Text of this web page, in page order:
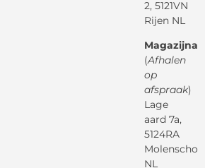
Betaalmethodes
Montageservice
Garantievoorwaarden
Privacybeleid
2, 5121VN
Rijen NL
(Afhalen
op
afspraak)
Lage
aard 7a,
5124RA
Molenschot
NL